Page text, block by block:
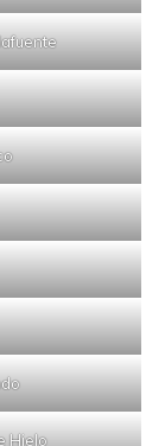
Hielo